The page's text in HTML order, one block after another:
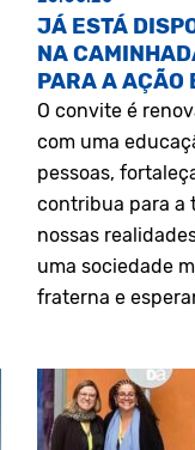
JÁ ESTÁ
NA
PARA A AÇÃO
O convite é
com uma
pessoas,
contribua para a
nossas
uma sociedade
fraterna e